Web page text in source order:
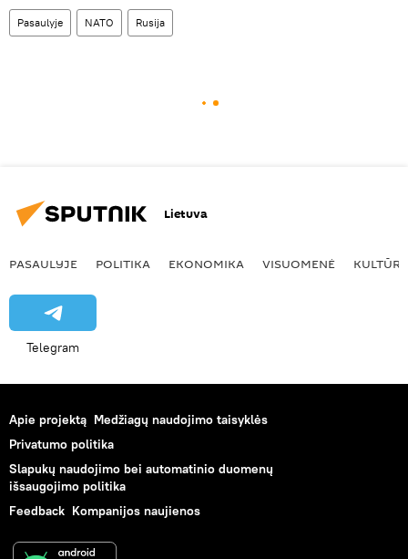
Pasaulyje NATO Rusija
Lietuva
PASAULYJE POLITIKA EKONOMIKA VISUOMENĖ KULTŪRA
Telegram
Apie projektą Medžiagų naudojimo taisyklės
Privatumo politika
Slapukų naudojimo bei automatinio duomenų
išsaugojimo politika
Feedback Kompanijos naujienos